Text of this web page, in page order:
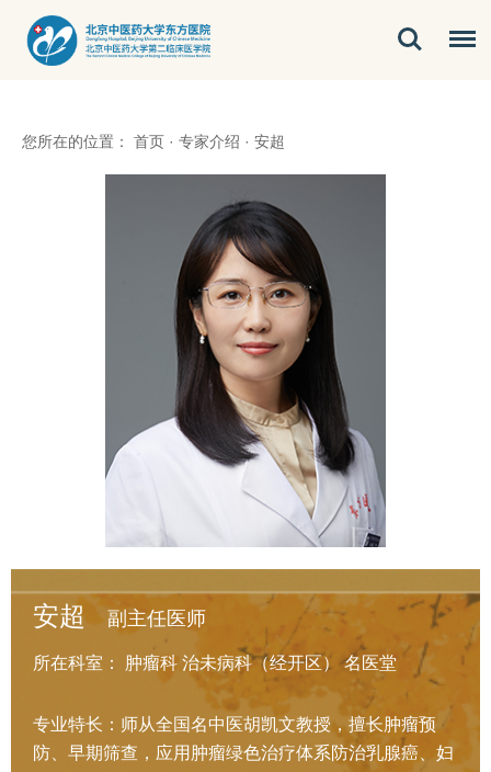
您所在的位置： 首页 · 专家介绍 · 安超
安超 副主任医师
所在科室： 肿瘤科 治未病科（经开区） 名医堂
专业特长：师从全国名中医胡凯文教授，擅长肿瘤预
防、早期筛查，应用肿瘤绿色治疗体系防治乳腺癌、妇